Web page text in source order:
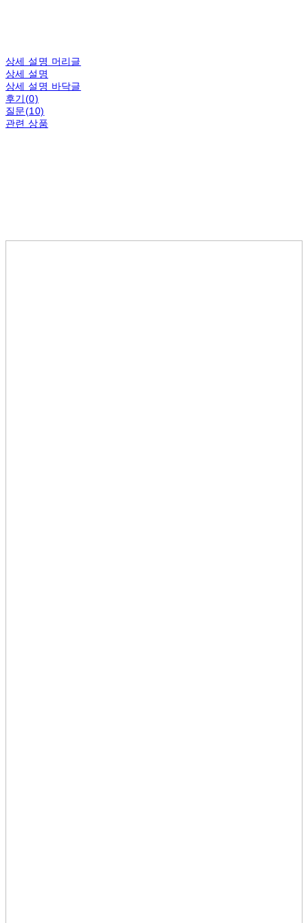
상세 설명 머리글
상세 설명
상세 설명 바닥글
후기(0)
질문(10)
관련 상품